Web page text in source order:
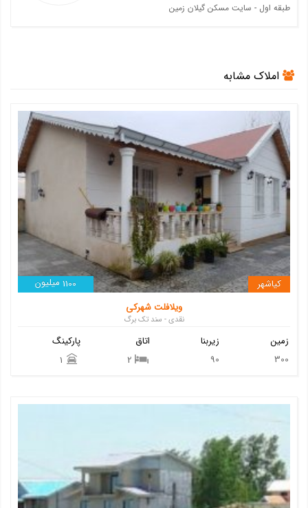
طبقه اول - سایت مسکن گیلان زمین
املاک مشابه
1100 میلیون
کیاشهر
ویلافلت شهرکی
نقدی - سند تک برگ
پارکینگ
اتاق
2
زیربنا
90
زمین
300